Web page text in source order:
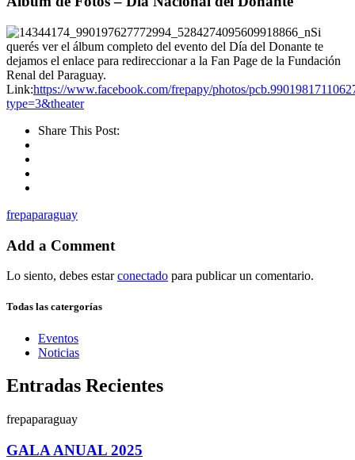
Si
querés ver el álbum completo del evento del Día del Donante te
dejamos el enlace para redireccionar a la Fan Page de la Fundación
Renal del Paraguay.
Link:https://www.facebook.com/frepapy/photos/
type=3&theater
Share This Post:
frepaparaguay
Add a Comment
Lo siento, debes estarconectado para publicar un comentario.
Todas las catergorías
Eventos
Noticias
Entradas Recientes
frepaparaguay
GALA ANUAL 2025